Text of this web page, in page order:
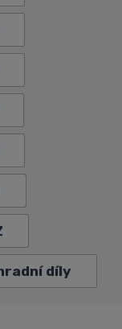
díly